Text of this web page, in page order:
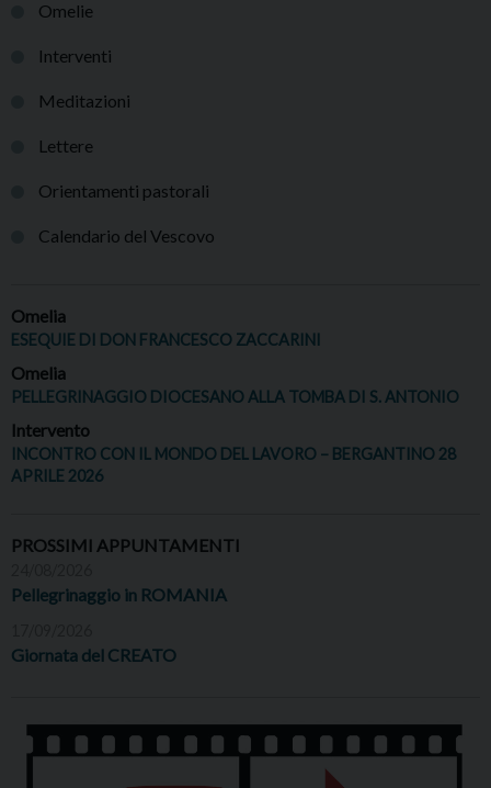
Omelie
Interventi
Meditazioni
Lettere
Orientamenti pastorali
Calendario del Vescovo
Omelia
ESEQUIE DI DON FRANCESCO ZACCARINI
Omelia
PELLEGRINAGGIO DIOCESANO ALLA TOMBA DI S. ANTONIO
Intervento
INCONTRO CON IL MONDO DEL LAVORO – BERGANTINO 28
APRILE 2026
PROSSIMI APPUNTAMENTI
Pellegrinaggio in ROMANIA
Giornata del CREATO